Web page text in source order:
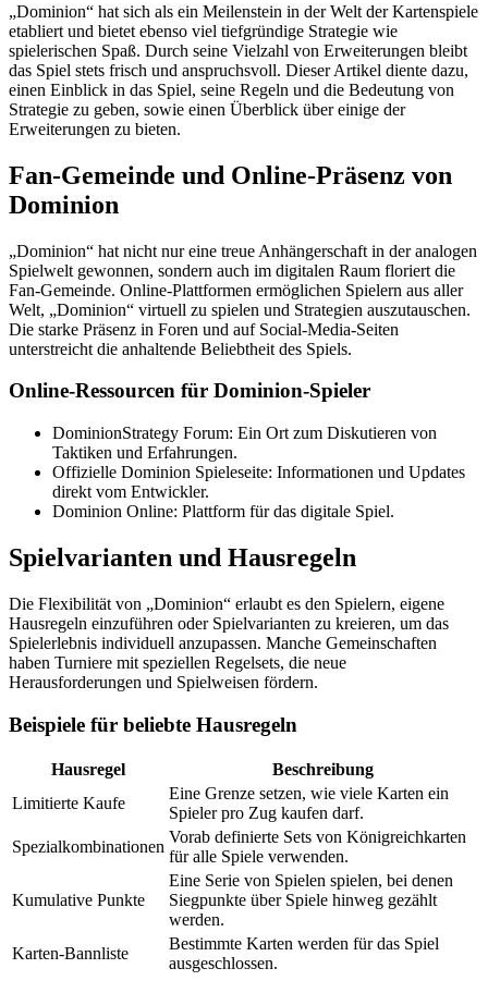
„Dominion“ hat sich als ein Meilenstein in der Welt der Kartenspiele
etabliert und bietet ebenso viel tiefgründige Strategie wie
spielerischen Spaß. Durch seine Vielzahl von Erweiterungen bleibt
das Spiel stets frisch und anspruchsvoll. Dieser Artikel diente dazu,
einen Einblick in das Spiel, seine Regeln und die Bedeutung von
Strategie zu geben, sowie einen Überblick über einige der
Erweiterungen zu bieten.
Fan-Gemeinde und Online-Präsenz von
Dominion
„Dominion“ hat nicht nur eine treue Anhängerschaft in der analogen
Spielwelt gewonnen, sondern auch im digitalen Raum floriert die
Fan-Gemeinde. Online-Plattformen ermöglichen Spielern aus aller
Welt, „Dominion“ virtuell zu spielen und Strategien auszutauschen.
Die starke Präsenz in Foren und auf Social-Media-Seiten
unterstreicht die anhaltende Beliebtheit des Spiels.
Online-Ressourcen für Dominion-Spieler
DominionStrategy Forum: Ein Ort zum Diskutieren von
Taktiken und Erfahrungen.
Offizielle Dominion Spieleseite: Informationen und Updates
direkt vom Entwickler.
Dominion Online: Plattform für das digitale Spiel.
Spielvarianten und Hausregeln
Die Flexibilität von „Dominion“ erlaubt es den Spielern, eigene
Hausregeln einzuführen oder Spielvarianten zu kreieren, um das
Spielerlebnis individuell anzupassen. Manche Gemeinschaften
haben Turniere mit speziellen Regelsets, die neue
Herausforderungen und Spielweisen fördern.
Beispiele für beliebte Hausregeln
Hausregel
Beschreibung
Limitierte Kaufe
Eine Grenze setzen, wie viele Karten ein
Spieler pro Zug kaufen darf.
Spezialkombinationen
Vorab definierte Sets von Königreichkarten
für alle Spiele verwenden.
Kumulative Punkte
Eine Serie von Spielen spielen, bei denen
Siegpunkte über Spiele hinweg gezählt
werden.
Karten-Bannliste
Bestimmte Karten werden für das Spiel
ausgeschlossen.